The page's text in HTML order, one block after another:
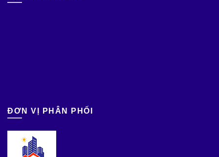
ĐƠN VỊ PHÂN PHỐI